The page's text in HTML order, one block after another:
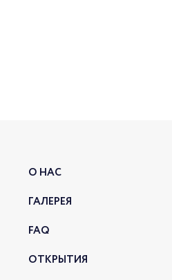
О НАС
ГАЛЕРЕЯ
FAQ
ОТКРЫТИЯ